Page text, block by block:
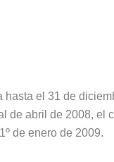
el 31 de
de abril de 2008, el
de enero de 2009.